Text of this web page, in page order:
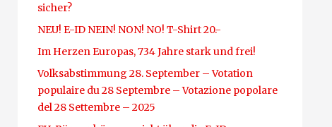
sicher?
NEU! E-ID NEIN! NON! NO! T-Shirt 20.-
Im Herzen Europas, 734 Jahre stark und frei!
Volksabstimmung 28. September – Votation
populaire du 28 Septembre – Votazione popolare
del 28 Settembre – 2025